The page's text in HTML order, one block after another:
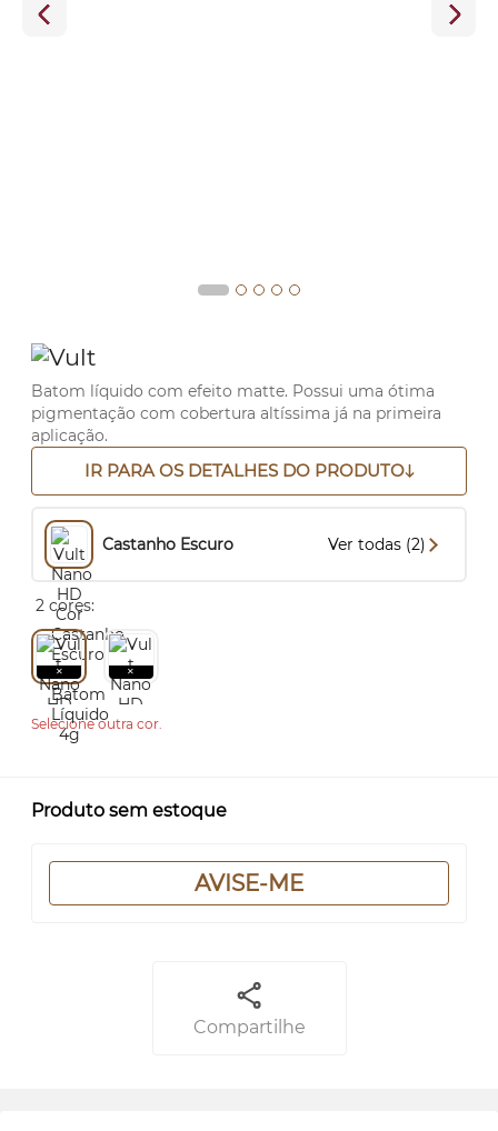
Batom líquido com efeito matte. Possui uma ótima
pigmentação com cobertura altíssima já na primeira
aplicação.
IR PARA OS DETALHES DO PRODUTO
Castanho Escuro Ver todas (2)
2 cores:
Selecione outra cor.
Produto sem estoque
AVISE-ME
Compartilhe